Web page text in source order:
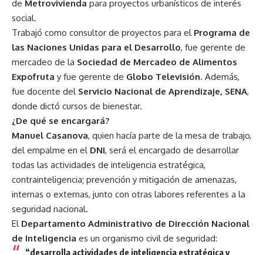
de Metrovivienda para proyectos urbanísticos de interés
social.
Trabajó como consultor de proyectos para el Programa de
las Naciones Unidas para el Desarrollo, fue gerente de
mercadeo de la Sociedad de Mercadeo de Alimentos
Expofruta y fue gerente de Globo Televisión. Además,
fue docente del Servicio Nacional de Aprendizaje, SENA,
donde dictó cursos de bienestar.
¿De qué se encargará?
Manuel Casanova, quien hacía parte de la mesa de trabajo,
del empalme en el DNI, será el encargado de desarrollar
todas las actividades de inteligencia estratégica,
contrainteligencia; prevención y mitigación de amenazas,
internas o externas, junto con otras labores referentes a la
seguridad nacional.
El Departamento Administrativo de Dirección Nacional
de Inteligencia es un organismo civil de seguridad:
“desarrolla actividades de inteligencia estratégica y